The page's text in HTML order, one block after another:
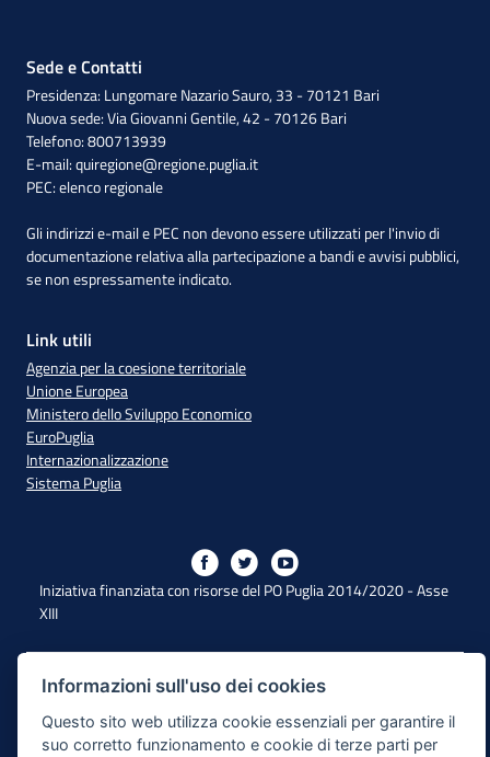
Sede e Contatti
Presidenza: Lungomare Nazario Sauro, 33 - 70121 Bari
Nuova sede: Via Giovanni Gentile, 42 - 70126 Bari
Telefono: 800713939
E-mail:quiregione@regione.puglia.it
PEC:elenco regionale
Gli indirizzi e-mail e PEC non devono essere utilizzati per l'invio di
documentazione relativa alla partecipazione a bandi e avvisi pubblici,
se non espressamente indicato.
Link utili
Agenzia per la coesione territoriale
Unione Europea
Ministero dello Sviluppo Economico
EuroPuglia
Internazionalizzazione
Sistema Puglia
Iniziativa finanziata con risorse del PO Puglia 2014/2020 - Asse
XIII
Dichiarazione di Accessibilità
Note Legali
Informazioni sull'uso dei cookies
Questo sito web utilizza cookie essenziali per garantire il
suo corretto funzionamento e cookie di terze parti per